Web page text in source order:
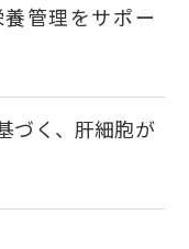
管理をサポー
づく、肝細胞が